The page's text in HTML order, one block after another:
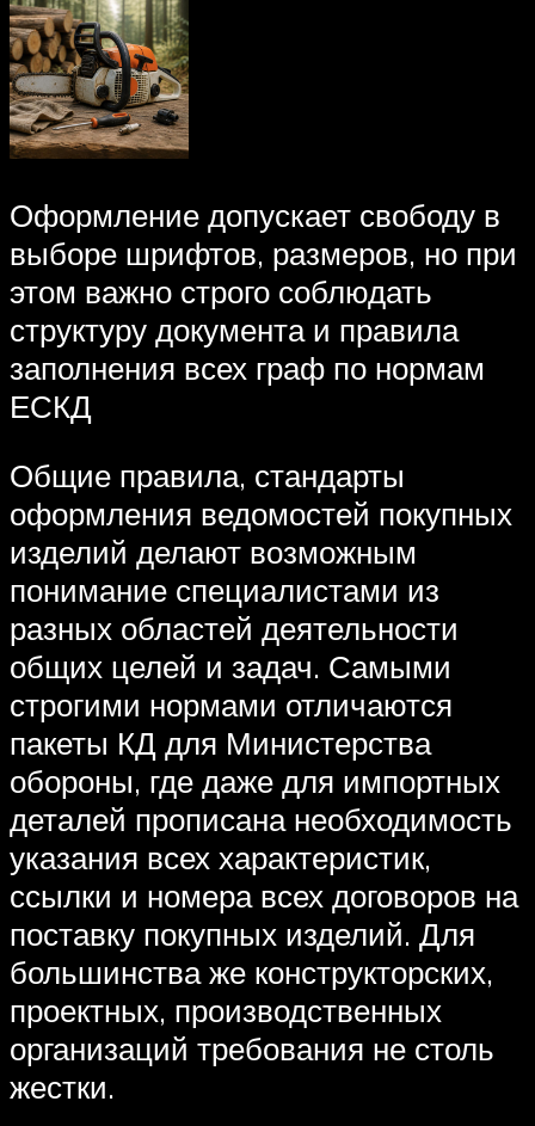
Оформление допускает свободу в
выборе шрифтов, размеров, но при
этом важно строго соблюдать
структуру документа и правила
заполнения всех граф по нормам
ЕСКД
Общие правила, стандарты
оформления ведомостей покупных
изделий делают возможным
понимание специалистами из
разных областей деятельности
общих целей и задач. Самыми
строгими нормами отличаются
пакеты КД для Министерства
обороны, где даже для импортных
деталей прописана необходимость
указания всех характеристик,
ссылки и номера всех договоров на
поставку покупных изделий. Для
большинства же конструкторских,
проектных, производственных
организаций требования не столь
жестки.